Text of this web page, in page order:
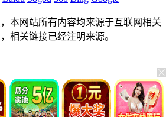
本网站所有内容均来源于互联网相关
相关链接已经注明来源。